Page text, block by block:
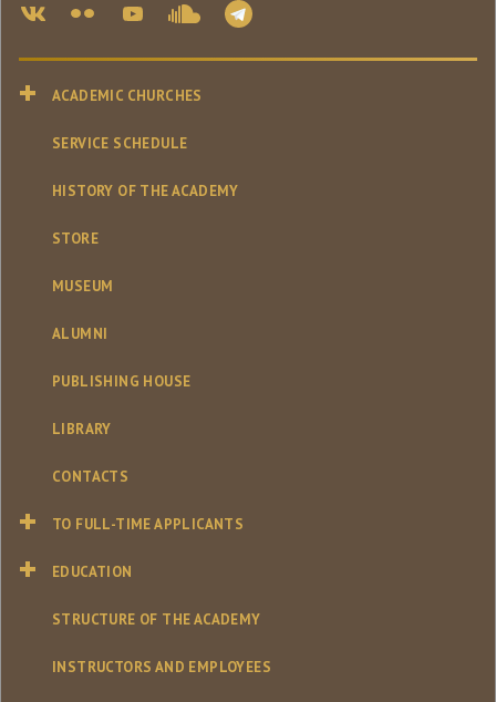
ACADEMIC CHURCHES
SERVICE SCHEDULE
HISTORY OF THE ACADEMY
STORE
MUSEUM
ALUMNI
PUBLISHING HOUSE
LIBRARY
CONTACTS
TO FULL-TIME APPLICANTS
EDUCATION
STRUCTURE OF THE ACADEMY
INSTRUCTORS AND EMPLOYEES